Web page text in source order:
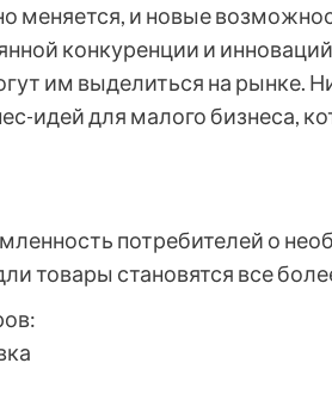
меняется, и новые
конкуренции и
им выделиться на рынке.
идей для малого бизнеса,
потребителей о
товары становятся все